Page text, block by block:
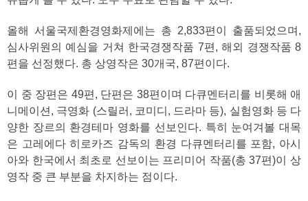
올해 서울국제환경영화제에는 총 2,833편이 출품되었으며,
심사위원의 예심을 거쳐 한국경쟁작품 7편, 해외 경쟁작품 8
편을 선정했다. 총 상영작은 30개국, 87편이다.
이 중 장편은 49편, 단편은 38편이며 다큐멘터리를 비롯해 애
니메이션, 극영화 (스릴러, 코미디, 드라마 등), 실험영화 등 다
양한 장르의 환경테마 영화를 선보인다. 특히 눈여겨볼 대목
은 고레에다 히로카즈 감독의 환경 다큐멘터리를 포함, 아시
아와 한국에서 최초로 선보이는 프리미어 작품(총 37편)이 상
영작 중 큰 부분을 차지하는 점이다.